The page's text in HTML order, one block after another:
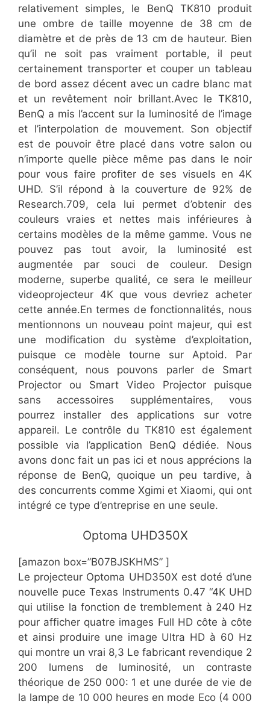
relativement simples, le BenQ TK810 produit
une ombre de taille moyenne de 38 cm de
diamètre et de près de 13 cm de hauteur. Bien
qu’il ne soit pas vraiment portable, il peut
certainement transporter et couper un tableau
de bord assez décent avec un cadre blanc mat
et un revêtement noir brillant.Avec le TK810,
BenQ a mis l’accent sur la luminosité de l’image
et l’interpolation de mouvement. Son objectif
est de pouvoir être placé dans votre salon ou
n’importe quelle pièce même pas dans le noir
pour vous faire profiter de ses visuels en 4K
UHD. S’il répond à la couverture de 92% de
Research.709, cela lui permet d’obtenir des
couleurs vraies et nettes mais inférieures à
certains modèles de la même gamme. Vous ne
pouvez pas tout avoir, la luminosité est
augmentée par souci de couleur. Design
moderne, superbe qualité, ce sera le meilleur
videoprojecteur 4K que vous devriez acheter
cette année.En termes de fonctionnalités, nous
mentionnons un nouveau point majeur, qui est
une modification du système d’exploitation,
puisque ce modèle tourne sur Aptoid. Par
conséquent, nous pouvons parler de Smart
Projector ou Smart Video Projector puisque
sans accessoires supplémentaires, vous
pourrez installer des applications sur votre
appareil. Le contrôle du TK810 est également
possible via l’application BenQ dédiée. Nous
avons donc fait un pas ici et nous apprécions la
réponse de BenQ, quoique un peu tardive, à
des concurrents comme Xgimi et Xiaomi, qui ont
intégré ce type d’entreprise en une seule. ​
​​Optoma UHD350X
[amazon box=”​​B07BJSKHMS” ]
​Le projecteur Optoma UHD350X est doté d’une
nouvelle puce Texas Instruments 0.47 “4K UHD
qui utilise la fonction de tremblement à 240 Hz
pour afficher quatre images Full HD côte à côte
et ainsi produire une image Ultra HD à 60 Hz
qui montre un vrai 8,3 Le fabricant revendique 2
200 lumens de luminosité, un contraste
théorique de 250 000: 1 et une durée de vie de
la lampe de 10 000 heures en mode Eco (4 000